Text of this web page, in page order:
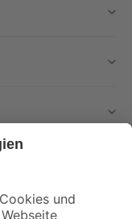
mehr verpassen!